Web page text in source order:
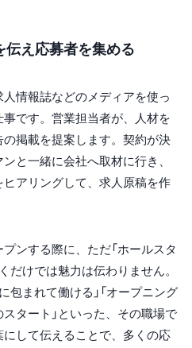
伝え応募者を集める
情報誌などのメディアを使っ
事です。営業担当者が、人材を
掲載を提案します。契約が決
と一緒に会社へ取材に行き、
アリングして、求人原稿を作
ンする際に、ただ「ホールスタ
だけでは魅力は伝わりません。
包まれて働ける」「オープニング
タート」といった、その職場で
して伝えることで、多くの応